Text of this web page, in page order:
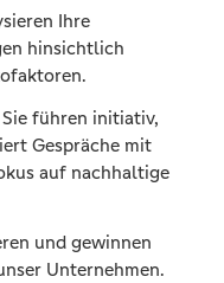
Ihre
hinsichtlich
führen initiativ,
Gespräche mit
auf nachhaltige
und gewinnen
Unternehmen.